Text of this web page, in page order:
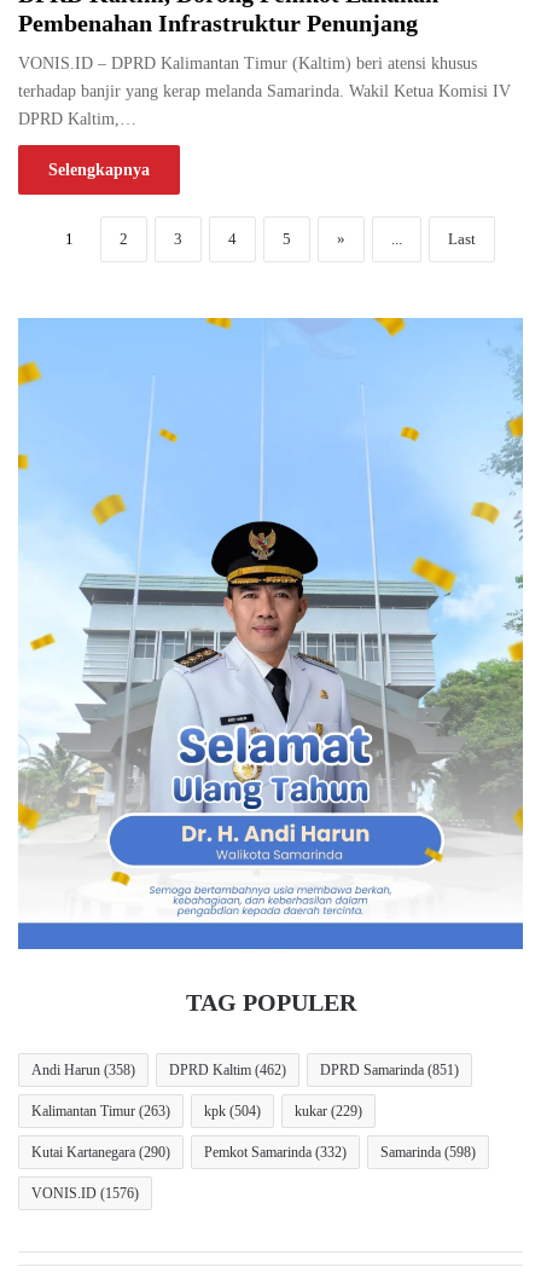
Pembenahan Infrastruktur Penunjang
VONIS.ID – DPRD Kalimantan Timur (Kaltim) beri atensi khusus
terhadap banjir yang kerap melanda Samarinda. Wakil Ketua Komisi IV
DPRD Kaltim,…
Selengkapnya
1 2 3 4 5 » Last
TAG POPULER
Andi Harun (358) DPRD Kaltim (462) DPRD Samarinda (851)
Kalimantan Timur (263) kpk (504) kukar (229)
Kutai Kartanegara (290) Pemkot Samarinda (332) Samarinda (598)
VONIS.ID (1576)